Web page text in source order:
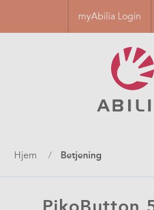
hovedinnhold
myAbilia Login
Navigasjonssti
Hjem Betjening